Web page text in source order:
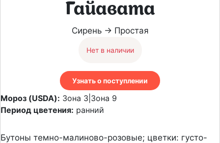
Гайавата
Сирень → Простая
Нет в наличии
Узнать о поступлении
Мороз (USDA): Зона 3|Зона 9
Период цветения: ранний
Бутоны темно-малиново-розовые; цветки: густо-